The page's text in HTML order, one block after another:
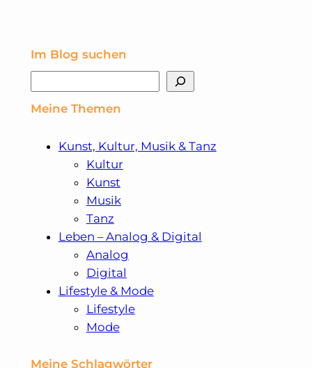
Im Blog suchen
Meine Themen
Kunst, Kultur, Musik & Tanz
Kultur
Kunst
Musik
Tanz
Leben – Analog & Digital
Analog
Digital
Lifestyle & Mode
Lifestyle
Mode
Meine Schlagwörter